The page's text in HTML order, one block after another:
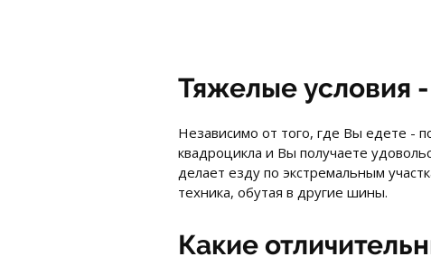
Тяжелые условия
Независимо от того, где Вы едете -
квадроцикла и Вы получаете
делает езду по экстремальным
техника, обутая в другие шины.
Какие